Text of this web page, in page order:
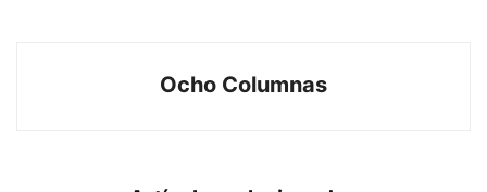
Ocho Columnas